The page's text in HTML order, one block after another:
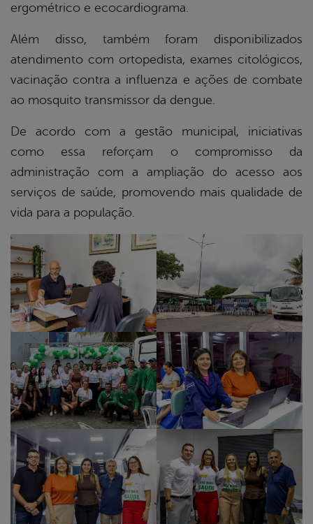
ergométrico e ecocardiograma.
Além disso, também foram disponibilizados
atendimento com ortopedista, exames citológicos,
vacinação contra a influenza e ações de combate
ao mosquito transmissor da dengue.
De acordo com a gestão municipal, iniciativas
como essa reforçam o compromisso da
administração com a ampliação do acesso aos
serviços de saúde, promovendo mais qualidade de
vida para a população.